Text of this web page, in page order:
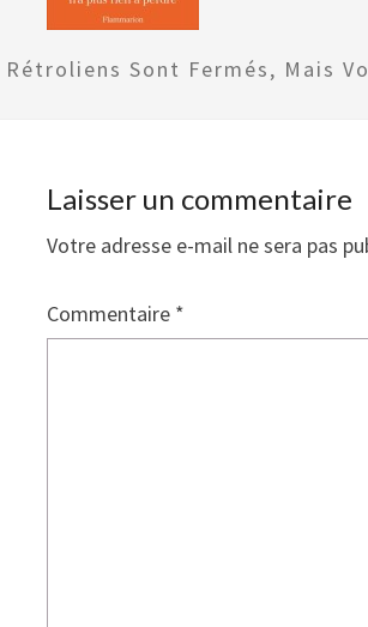
Rétroliens Sont Fermés, Mais
Laisser un commentaire
Votre adresse e-mail ne sera pas
Commentaire *